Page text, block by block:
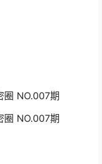
圈 NO.007期
圈 NO.007期